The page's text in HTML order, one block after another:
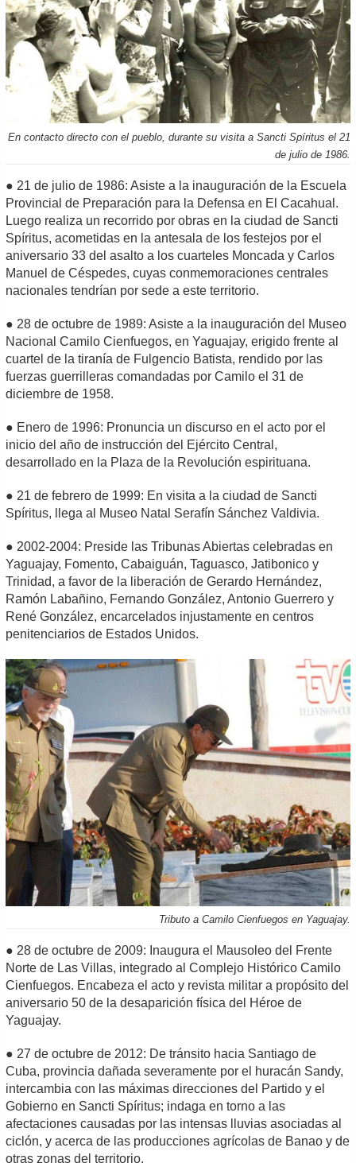
En contacto directo con el pueblo, durante su visita a Sancti Spíritus el 21
de julio de 1986.
● 21 de julio de 1986: Asiste a la inauguración de la Escuela
Provincial de Preparación para la Defensa en El Cacahual.
Luego realiza un recorrido por obras en la ciudad de Sancti
Spíritus, acometidas en la antesala de los festejos por el
aniversario 33 del asalto a los cuarteles Moncada y Carlos
Manuel de Céspedes, cuyas conmemoraciones centrales
nacionales tendrían por sede a este territorio.
● 28 de octubre de 1989: Asiste a la inauguración del Museo
Nacional Camilo Cienfuegos, en Yaguajay, erigido frente al
cuartel de la tiranía de Fulgencio Batista, rendido por las
fuerzas guerrilleras comandadas por Camilo el 31 de
diciembre de 1958.
● Enero de 1996: Pronuncia un discurso en el acto por el
inicio del año de instrucción del Ejército Central,
desarrollado en la Plaza de la Revolución espirituana.
● 21 de febrero de 1999: En visita a la ciudad de Sancti
Spíritus, llega al Museo Natal Serafín Sánchez Valdivia.
● 2002-2004: Preside las Tribunas Abiertas celebradas en
Yaguajay, Fomento, Cabaiguán, Taguasco, Jatibonico y
Trinidad, a favor de la liberación de Gerardo Hernández,
Ramón Labañino, Fernando González, Antonio Guerrero y
René González, encarcelados injustamente en centros
penitenciarios de Estados Unidos.
Tributo a Camilo Cienfuegos en Yaguajay.
● 28 de octubre de 2009: Inaugura el Mausoleo del Frente
Norte de Las Villas, integrado al Complejo Histórico Camilo
Cienfuegos. Encabeza el acto y revista militar a propósito del
aniversario 50 de la desaparición física del Héroe de
Yaguajay.
● 27 de octubre de 2012: De tránsito hacia Santiago de
Cuba, provincia dañada severamente por el huracán Sandy,
intercambia con las máximas direcciones del Partido y el
Gobierno en Sancti Spíritus; indaga en torno a las
afectaciones causadas por las intensas lluvias asociadas al
ciclón, y acerca de las producciones agrícolas de Banao y de
otras zonas del territorio.